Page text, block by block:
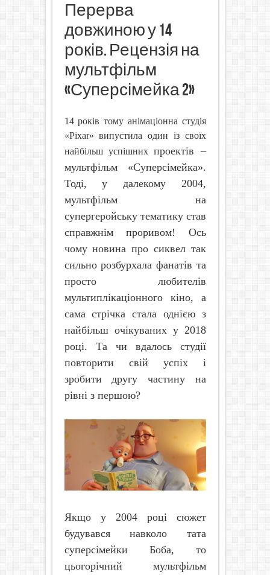
Перерва
довжиною у 14
років. Рецензія на
мультфільм
«Суперсімейка 2»
14 років тому анімаціонна студія
«Pixar» випустила один із своїх
найбільш успішнихпроектів –
мультфільм «Суперсімейка».
Тоді, у далекому 2004,
мультфільм на
супергеройську тематику став
справжнім проривом! Ось
чому новина про сиквел так
сильно розбурхала фанатів та
просто любителів
мультиплікаціонного кіно, а
сама стрічка стала однією з
найбільш очікуваних у 2018
році. Та чи вдалось студії
повторити свій успіх і
зробити другу частину на
рівні з першою?
Якщо у 2004 році сюжет
будувався навколо тата
суперсімейки Боба, то
цьогорічний мультфільм